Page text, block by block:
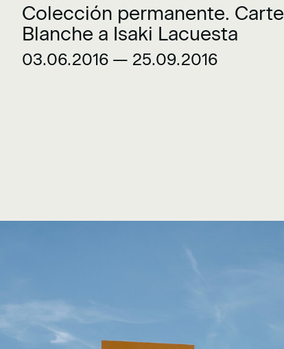
Colección permanente. Carte
Blanche a Isaki Lacuesta
03.06.2016 — 25.09.2016